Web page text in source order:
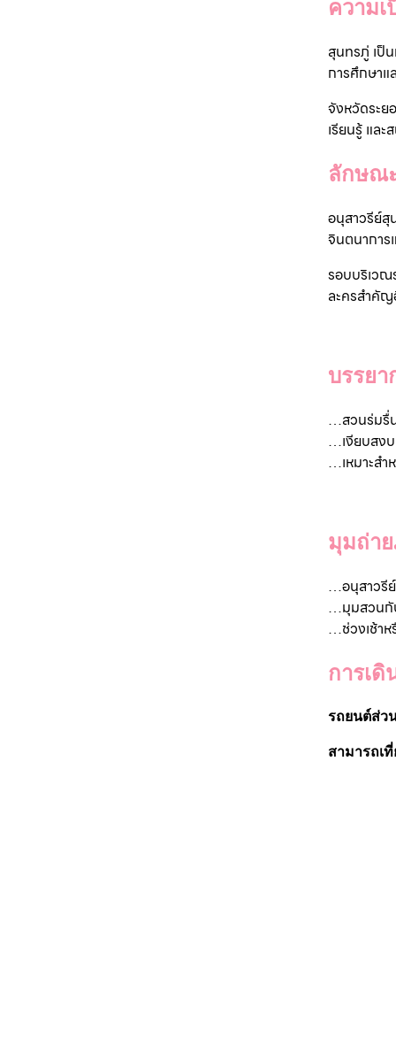
ความ
สุนทรภู่ เป็
การศึกษา
จังหวัดระย
เรียนรู้ แล
ลักษณ
อนุสาวรีย์
จินตนากา
รอบบริเวณ
ละครสำคัญ
บรรยา
…สวนร่มรื่
…เงียบสงบ
…เหมาะสำ
มุมถ่า
…อนุสาวรี
…มุมสวนกั
…ช่วงเช้าห
การเดิ
รถยนต์ส่ว
สามารถเ